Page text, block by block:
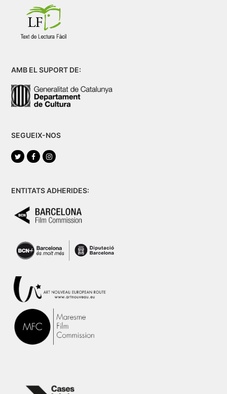
AMB EL SUPORT DE:
SEGUEIX-NOS
TwitterFacebookInstagram
ENTITATS ADHERIDES: